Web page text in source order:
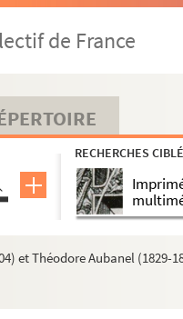
de France
RECHERCHES
et Théodore Aubanel (1829-